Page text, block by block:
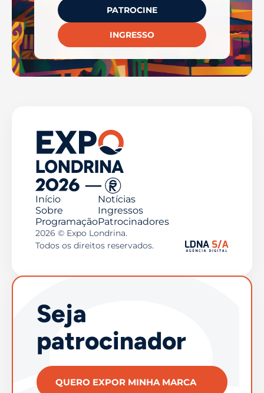
PATROCINE
INGRESSO
Início
Sobre
Programação
Notícias
Ingressos
Patrocinadores
2026 © Expo Londrina.
Todos os direitos reservados.
Seja
patrocinador
QUERO EXPOR MINHA MARCA